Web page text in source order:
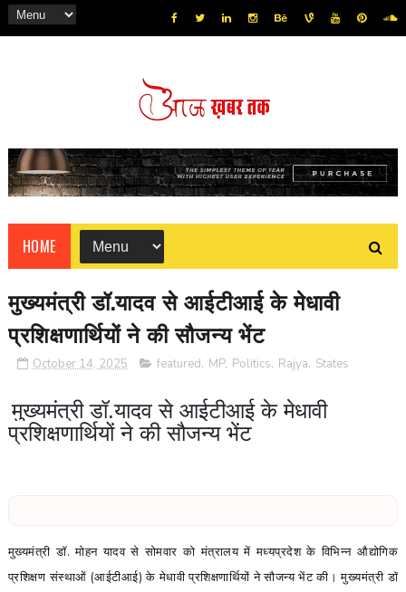
HOME
मुख्यमंत्री डॉ.यादव से आईटीआई के मेधावी
प्रशिक्षणार्थियों ने की सौजन्य भेंट
October 14, 2025 featured, MP, Politics, Rajya, States
मुख्यमंत्री डॉ.यादव से आईटीआई के मेधावी
प्रशिक्षणार्थियों ने की सौजन्य भेंट
मुख्यमंत्री डॉ. मोहन यादव से सोमवार को मंत्रालय में मध्यप्रदेश के विभिन्न औद्योगिक
प्रशिक्षण संस्थाओं (आईटीआई) के मेधावी प्रशिक्षणार्थियों ने सौजन्य भेंट की। मुख्यमंत्री डॉ